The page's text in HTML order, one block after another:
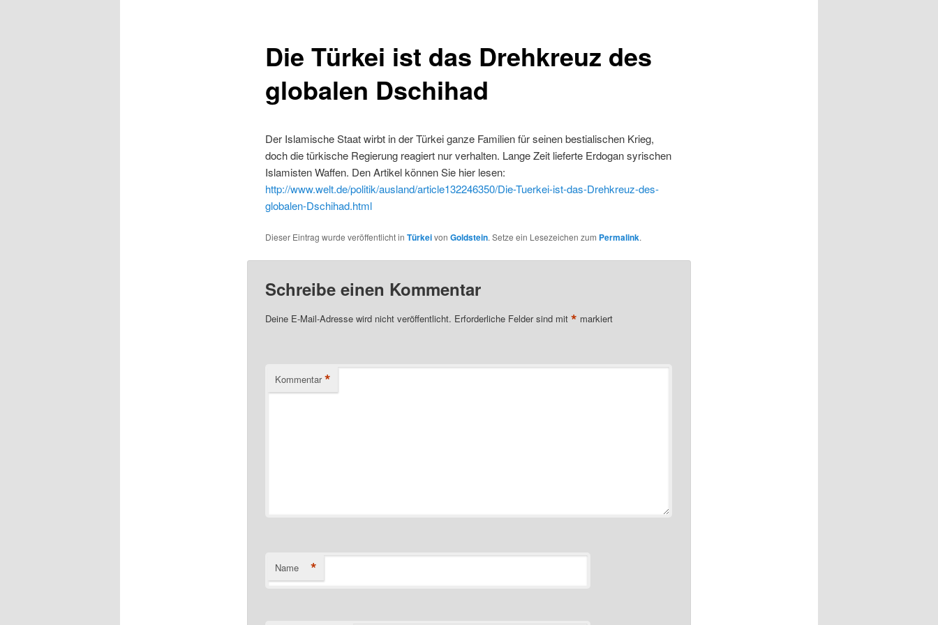
Die Türkei ist das Drehkreuz des
globalen Dschihad
Der Islamische Staat wirbt in der Türkei ganze Familien für seinen bestialischen Krieg,
doch die türkische Regierung reagiert nur verhalten. Lange Zeit lieferte Erdogan syrischen
Islamisten Waffen. Den Artikel können Sie hier lesen:
http://www.welt.de/politik/ausland/article132246350/Die-Tuerkei-ist-das-Drehkreuz-des-
globalen-Dschihad.html
Dieser Eintrag wurde veröffentlicht in Türkeivon Goldstein. Setze ein Lesezeichen zum Permalink.
Schreibe einen Kommentar
Deine E-Mail-Adresse wird nicht veröffentlicht. Erforderliche Felder sind mit * markiert
Kommentar *
Name *